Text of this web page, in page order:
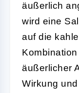
äußerlich
wird eine
auf die
äußerlicher
Wirkung